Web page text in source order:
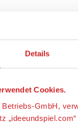
Details
Cookies.
GmbH,
Ylvi Swoppies
Plüsch-Affe
im Dunkeln
cm; Material: